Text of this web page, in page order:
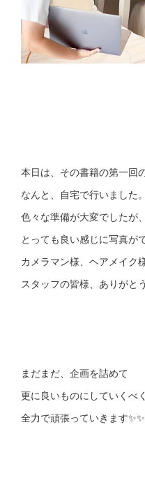
本日は、その書籍の第一回
なんと、自宅で行いました。
色々な準備が大変でしたが、
とっても良い感じに写真が
カメラマン様、ヘアメイク
スタッフの皆様、ありがと
まだまだ、企画を詰めて
更に良いものにしていくべく
全力で頑張っていきます